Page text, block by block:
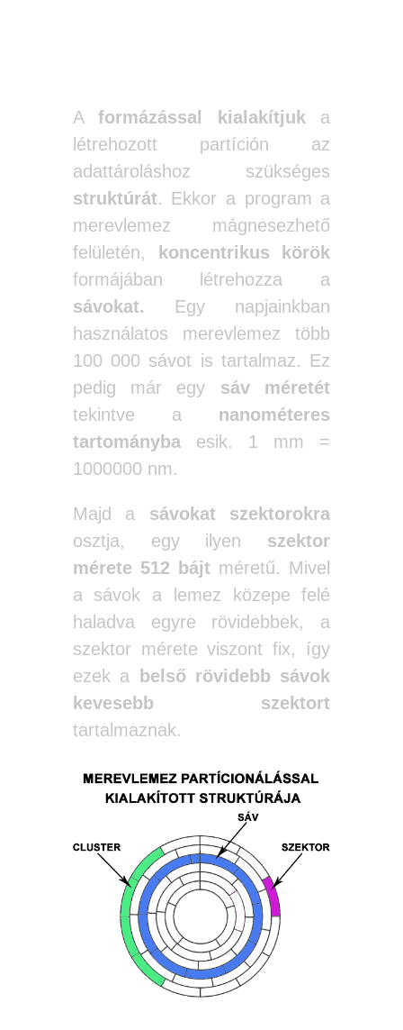
Aformázással kialakítjuka
létrehozott partíción az
adattároláshoz szükséges
struktúrát. Ekkor a program a
merevlemez mágnesezhető
felületén,
koncentrikus körök
formájában létrehozza a
sávokat. Egy napjainkban
használatos merevlemez több
100 000 sávot is tartalmaz. Ez
pedig már egy sáv méretét
tekintve a nanométeres
tartománybaesik. 1 mm =
1000000 nm.
Majd a sávokat szektorokra
osztja, egy ilyen szektor
mérete 512 bájt méretű. Mivel
a sávok a lemez közepe felé
haladva egyre rövidebbek, a
szektor mérete viszont fix, így
ezek a
belső rövidebb sávok
kevesebb szektort
tartalmaznak.